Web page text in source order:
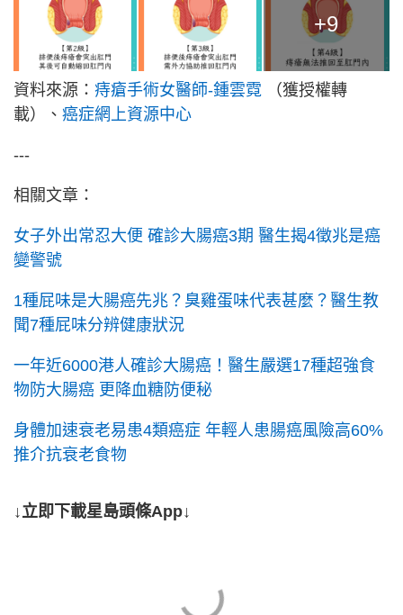
+9
資料來源： 痔瘡手術女醫師-鍾雲霓 （獲授權轉
載）、 癌症網上資源中心
---
相關文章：
女子外出常忍大便 確診大腸癌3期 醫生揭4徵兆是癌
變警號
1種屁味是大腸癌先兆？臭雞蛋味代表甚麼？醫生教
聞7種屁味分辨健康狀況
一年近6000港人確診大腸癌！醫生嚴選17種超強食
物防大腸癌 更降血糖防便秘
身體加速衰老易患4類癌症 年輕人患腸癌風險高60%
推介抗衰老食物
↓立即下載星島頭條App↓